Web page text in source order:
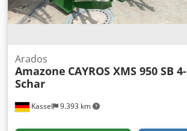
Kassel 9.393 km
Arados
Amazone CAYROS XMS 950 SB 4-
Schar